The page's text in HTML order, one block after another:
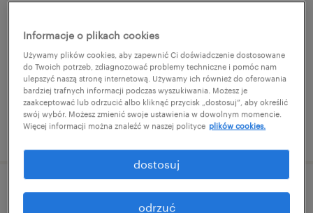
lubań, dolnośląskie
praca tymczasowa
opublikowano 12 maja 2026
operator maszyn - pracownik produkcji
Informacje o plikach cookies
Używamy plików cookies, aby zapewnić Ci doświadczenie dostosowane
do Twoich potrzeb, zdiagnozować problemy techniczne i pomóc nam
ulepszyć naszą stronę internetową. Używamy ich również do oferowania
bardziej trafnych informacji podczas wyszukiwania. Możesz je
zaakceptować lub odrzucić albo kliknąć przycisk „dostosuj”, aby określić
swój wybór. Możesz zmienić swoje ustawienia w dowolnym momencie.
Więcej informacji można znaleźć w naszej polityce plików cookies.
odrzuć
dostosuj